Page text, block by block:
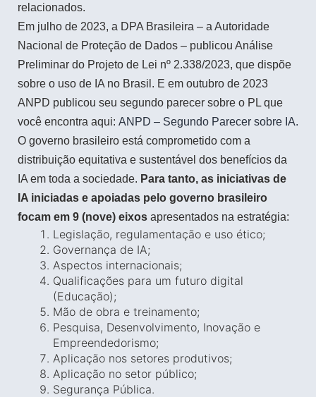
relacionados.
Em julho de 2023, a DPA Brasileira – a Autoridade
Nacional de Proteção de Dados – publicou Análise
Preliminar do Projeto de Lei nº 2.338/2023, que dispõe
sobre o uso de IA no Brasil. E em outubro de 2023
ANPD publicou seu segundo parecer sobre o PL que
você encontra aqui: ANPD – Segundo Parecer sobre IA.
O governo brasileiro está comprometido com a
distribuição equitativa e sustentável dos benefícios da
IA em toda a sociedade. Para tanto, as iniciativas de
IA iniciadas e apoiadas pelo governo brasileiro
focam em 9 (nove) eixos apresentados na estratégia:
Legislação, regulamentação e uso ético;
Governança de IA;
Aspectos internacionais;
Qualificações para um futuro digital
(Educação);
Mão de obra e treinamento;
Pesquisa, Desenvolvimento, Inovação e
Empreendedorismo;
Aplicação nos setores produtivos;
Aplicação no setor público;
Segurança Pública.